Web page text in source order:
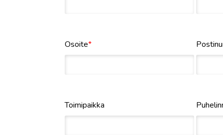
Osoite*
Toimipaikka